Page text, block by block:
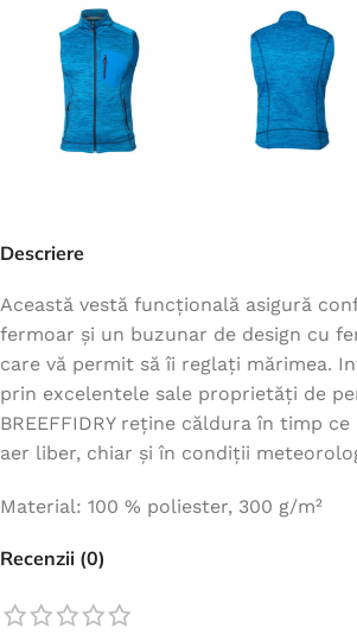
Jachete
Hanorace
Veste
Tricouri
Combinezoane
Halate
Șorțuri
Fleece
Accesorii
Descriere
Această vestă funcțională asigură
fermoar și un buzunar de design cu
care vă permit să îi reglați mărimea.
prin excelentele sale proprietăți de
BREEFFIDRY reține căldura în timp
aer liber, chiar și în condiții
Material: 100 % poliester, 300 g/m²
Recenzii (0)